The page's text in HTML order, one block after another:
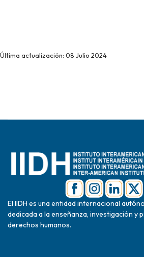
Última actualización: 08 Julio 2024
El IIDH es una entidad internacional
dedicada a la enseñanza, investigación y
derechos humanos.